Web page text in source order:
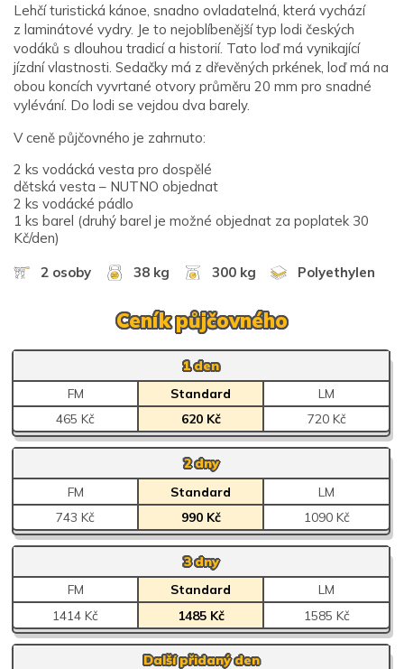
Lehčí turistická kánoe, snadno ovladatelná, která vychází
z laminátové vydry. Je to nejoblíbenější typ lodi českých
vodáků s dlouhou tradicí a historií. Tato loď má vynikající
jízdní vlastnosti. Sedačky má z dřevěných prkének, loď má na
obou koncích vyvrtané otvory průměru 20 mm pro snadné
vylévání. Do lodi se vejdou dva barely.
V ceně půjčovného je zahrnuto:
2 ks vodácká vesta pro dospělé
dětská vesta – NUTNO objednat
2 ks vodácké pádlo
1 ks barel (druhý barel je možné objednat za poplatek 30
Kč/den)
2 osoby
38 kg 300 kg Polyethylen
Ceník půjčovného
1 den
FM
Standard
LM
465 Kč
620 Kč 720 Kč
2 dny
FM
Standard
LM
743 Kč
990 Kč 1090 Kč
3 dny
FM
Standard
LM
1414 Kč
1485 Kč 1585 Kč
Další přidaný den